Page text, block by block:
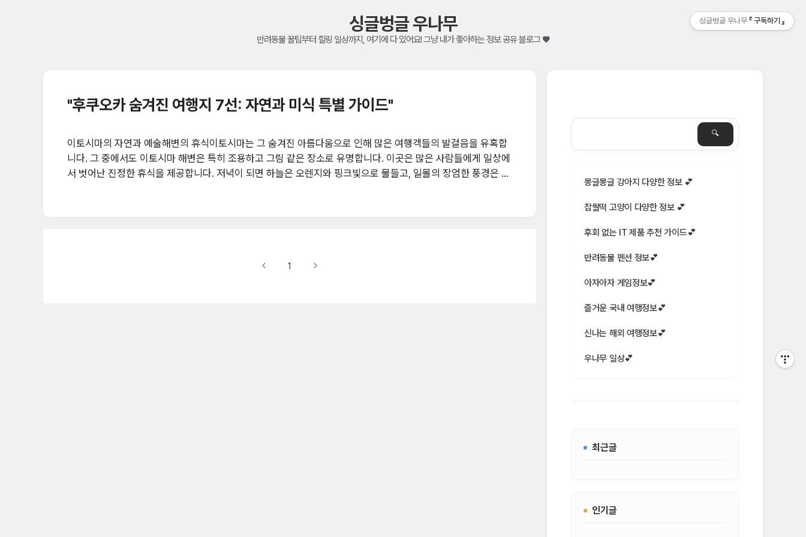
싱글벙글 우나무
반려동물 꿀팁부터 힐링 일상까지, 여기에 다 있어요! 그냥 내가 좋아하는 정보 공유 블로그 ♥
"후쿠오카 숨겨진 여행지 7선: 자연과 미식 특별 가이드"
이토시마의 자연과 예술해변의 휴식이토시마는 그 숨겨진 아름다움으로 인해 많은 여행객들의 발걸음을 유혹합
니다. 그 중에서도 이토시마 해변은 특히 조용하고 그림 같은 장소로 유명합니다. 이곳은 많은 사람들에게 일상에
서 벗어난 진정한 휴식을 제공합니다. 저녁이 되면 하늘은 오렌지와 핑크빛으로 물들고, 일몰의 장엄한 풍경은 자
1
몽글몽글 강아지 다양한 정보 💕
찹쌀떡 고양이 다양한 정보 💕
후회 없는 IT 제품 추천 가이드💕
반려동물 펜션 정보💕
아자아자 게임정보💕
즐거운 국내 여행정보💕
신나는 해외 여행정보💕
우나무 일상💕
최근글
인기글
싱글벙글 우나무 구독하기